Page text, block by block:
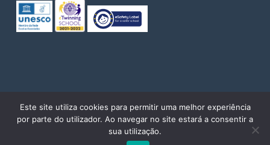
twitter facebookpinterestlinkedinyoutubeinstagram
Este site utiliza cookies para permitir uma melhor experiência
por parte do utilizador. Ao navegar no site estará a consentir a
sua utilização.